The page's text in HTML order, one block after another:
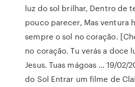
luz do sol brilhar, Dentro de
pouco parecer, Mas ventura
sempre o sol no coração.
no coração. Tu verás a doce
Jesus. Tuas mágoas … 19/02/
do Sol Entrar um filme de